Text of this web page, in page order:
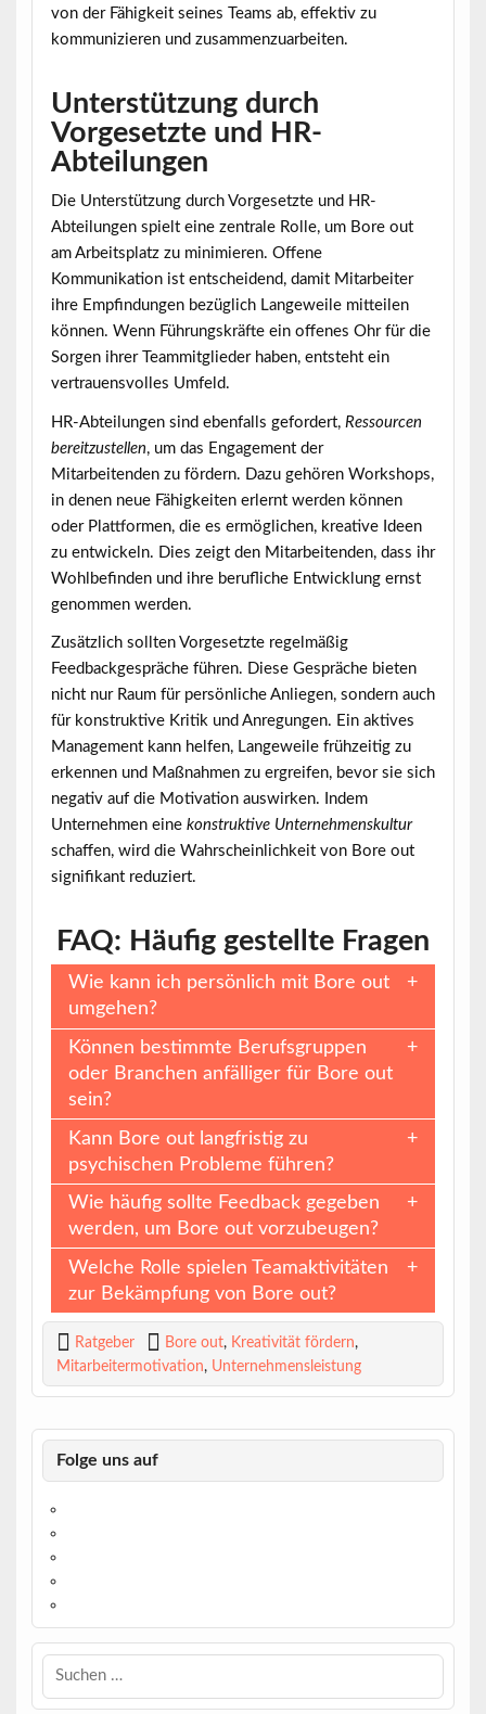
von der Fähigkeit seines Teams ab, effektiv zu
kommunizieren und zusammenzuarbeiten.
Unterstützung durch
Vorgesetzte und HR-
Abteilungen
Die Unterstützung durch Vorgesetzte und HR-
Abteilungen spielt eine zentrale Rolle, um Bore out
am Arbeitsplatz zu minimieren. Offene
Kommunikationist entscheidend, damit Mitarbeiter
ihre Empfindungen bezüglich Langeweile mitteilen
können. Wenn Führungskräfte ein offenes Ohr für die
Sorgen ihrer Teammitglieder haben, entsteht ein
vertrauensvolles Umfeld.
HR-Abteilungen sind ebenfalls gefordert, Ressourcen
bereitzustellen, um das Engagement der
Mitarbeitenden zu fördern. Dazu gehören Workshops,
in denen neue Fähigkeiten erlernt werden können
oder Plattformen, die es ermöglichen, kreative Ideen
zu entwickeln. Dies zeigt den Mitarbeitenden, dass ihr
Wohlbefinden und ihre berufliche Entwicklung ernst
genommen werden.
Zusätzlich sollten Vorgesetzte regelmäßig
Feedbackgespräche führen. Diese Gespräche bieten
nicht nur Raum für persönliche Anliegen, sondern auch
für konstruktive Kritik und Anregungen. Ein aktives
Managementkann helfen, Langeweile frühzeitig zu
erkennen und Maßnahmen zu ergreifen, bevor sie sich
negativ auf die Motivation auswirken. Indem
Unternehmen eine konstruktive Unternehmenskultur
schaffen, wird die Wahrscheinlichkeit von Bore out
signifikant reduziert.
FAQ: Häufig gestellte Fragen
Wie kann ich persönlich mit Bore out
umgehen?
Können bestimmte Berufsgruppen
oder Branchen anfälliger für Bore out
sein?
Kann Bore out langfristig zu
psychischen Probleme führen?
Wie häufig sollte Feedback gegeben
werden, um Bore out vorzubeugen?
Welche Rolle spielen Teamaktivitäten
zur Bekämpfung von Bore out?
Ratgeber Bore out, Kreativität fördern,
Mitarbeitermotivation, Unternehmensleistung
Folge uns auf